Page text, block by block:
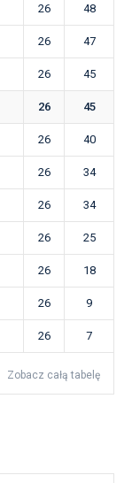
26 48
26 47
26 45
26 45
26 40
26 34
26 34
26 25
26 18
26 9
26 7
Zobacz całą tabelę